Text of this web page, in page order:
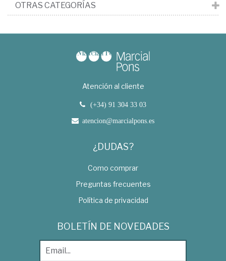
OTRAS CATEGORÍAS
Atención al cliente
(+34) 91 304 33 03
atencion@marcialpons.es
¿DUDAS?
Como comprar
Preguntas frecuentes
Política de privacidad
BOLETÍN DE NOVEDADES